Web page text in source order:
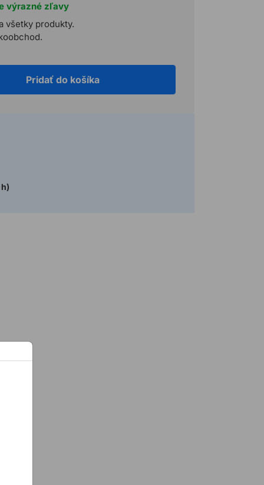
výrazné zľavy
všetky produkty.
Pridať do košíka